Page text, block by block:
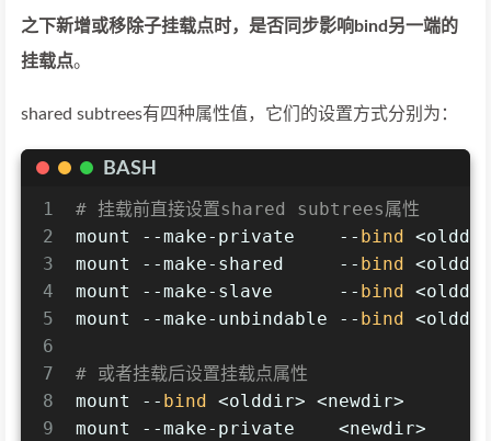
之下新增或移除子挂载点时，是否同步影响bind另一端的
挂载点。
shared subtrees有四种属性值，它们的设置方式分别为：
BASH
1
2
3
4
5
6
7
8
9
# 挂载前直接设置shared subtrees属性
mount --make-private    -- bind
mount --make-shared     -- bind
mount --make-slave      -- bind
mount --make-unbindable -- bind
# 或者挂载后设置挂载点属性
mount -- bind
<olddir> <newdir>
mount --make-private    <newdir>